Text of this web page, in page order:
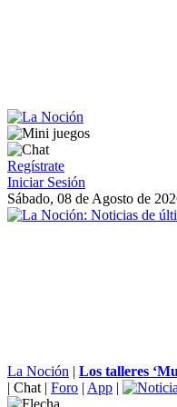
Regístrate
Iniciar Sesión
Sábado, 08 de Agosto de
La Noción | Los talleres
| Chat | Foro | App |